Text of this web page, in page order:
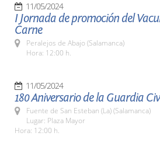
11/05/2024
I Jornada de promoción del
Carne
Peralejos de Abajo (Salamanca)
Hora: 12:00 h.
11/05/2024
180 Aniversario de la Guardia
Fuente de San Esteban (La) (Salamanca)
Lugar: Plaza Mayor
Hora: 12:00 h.